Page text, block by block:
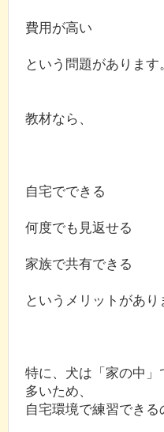
費用が高い
という問題があります
教材なら、
自宅でできる
何度でも見返せる
家族で共有できる
というメリットがあり
特に、犬は「家の中
多いため、
自宅環境で練習できる